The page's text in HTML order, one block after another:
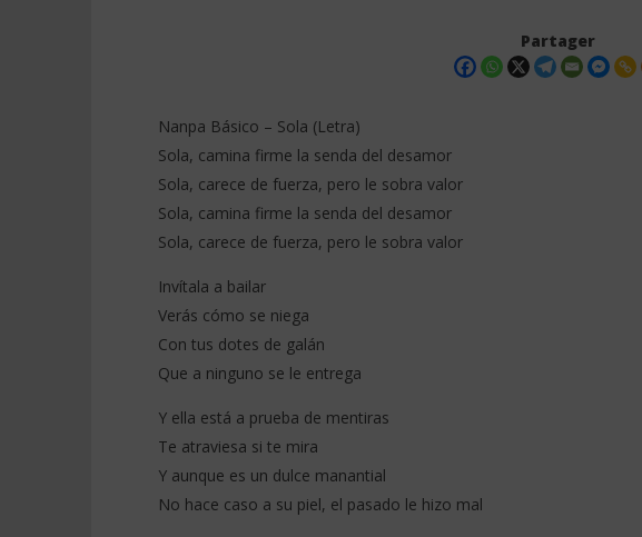
NOW VIEWING
Nanpa Básico – Sola (Letra)
décembre
2025
Stone
Warren Saada ft Valka - Jolie
Partager
Nanpa Básico – Sola (Letra)
Sola, camina firme la senda del desamor
Sola, carece de fuerza, pero le sobra valor
Sola, camina firme la senda del desamor
Sola, carece de fuerza, pero le sobra valor
Invítala a bailar
Verás cómo se niega
Con tus dotes de galán
Que a ninguno se le entrega
Y ella está a prueba de mentiras
Te atraviesa si te mira
Y aunque es un dulce manantial
No hace caso a su piel, el pasado le hizo mal